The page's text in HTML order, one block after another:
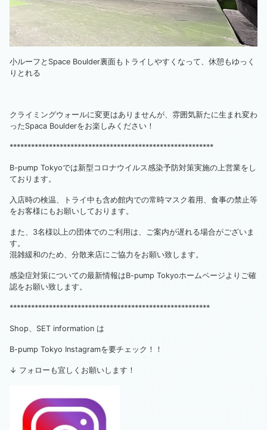
小ルーフとSpace Boulder裏面もトライしやすくなって、休憩もゆっく
りとれる
クライミングウォールに変更はありませんが、雰囲気新たに生まれ変わ
ったSpaca Boulderをお楽しみください！
*********************************************************
B-pump Tokyoでは新型コロナウイルス感染予防対策実施の上営業をし
ております。
入店時の検温、トライ中も含め館内での常時マスク着用、食事の禁止等
をお客様にもお願いしております。
また、3名様以上の団体でのご利用は、ご案内が遅れる場合がございま
す。
混雑緩和のため、分散来店にご協力をお願い致します。
感染症対策についての最新情報はB-pump Tokyoホームページよりご確
認をお願い致します。
********************************************************
Shop、SET information は
B-pump Tokyo Instagramを要チェック！！
↓ フォローも宜しくお願いします！